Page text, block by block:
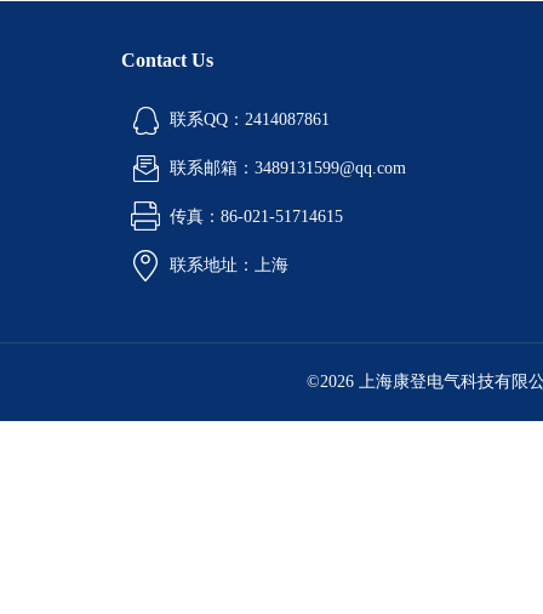
Contact Us
联系QQ：2414087861
联系邮箱：3489131599@qq.com
传真：86-021-51714615
联系地址：上海
©2026 上海康登电气科技有限